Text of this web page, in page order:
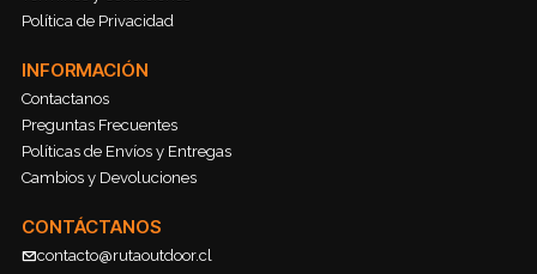
Política de Privacidad
INFORMACIÓN
Contactanos
Preguntas Frecuentes
Políticas de Envíos y Entregas
Cambios y Devoluciones
CONTÁCTANOS
contacto@rutaoutdoor.cl